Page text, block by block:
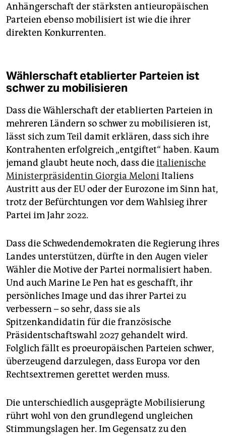
Anhängerschaft der stärksten antieuropäischen
Parteien ebenso mobilisiert ist wie die ihrer
direkten Konkurrenten.
Wählerschaft etablierter Parteien ist
schwer zu mobilisieren
Dass die Wählerschaft der etablierten Parteien in
mehreren Ländern so schwer zu mobilisieren ist,
lässt sich zum Teil damit erklären, dass sich ihre
Kontrahenten erfolgreich „entgiftet“ haben. Kaum
jemand glaubt heute noch, dass dieita­lieni­sche
Ministerpräsidentin Giorgia MeloniIta­liens
Austritt aus der EU oder der Eurozone im Sinn hat,
trotz der Befürchtungen vor dem Wahlsieg ihrer
Partei im Jahr 2022.
Dass die Schwedendemokraten die Regierung ihres
Landes unterstützen, dürfte in den Augen vieler
Wähler die Motive der Partei normalisiert haben.
Und auch Marine Le Pen hat es geschafft, ihr
persönliches Image und das ihrer Partei zu
verbessern – so sehr, dass sie als
Spitzenkandidatin für die französische
Präsidentschaftswahl 2027 gehandelt wird.
Folglich fällt es proeuropäischen Parteien schwer,
überzeugend darzulegen, dass Europa vor den
Rechtsextremen gerettet werden muss.
Die unterschiedlich ausgeprägte Mobilisierung
rührt wohl von den grundlegend ungleichen
Stimmungslagen her. Im Gegensatz zu den